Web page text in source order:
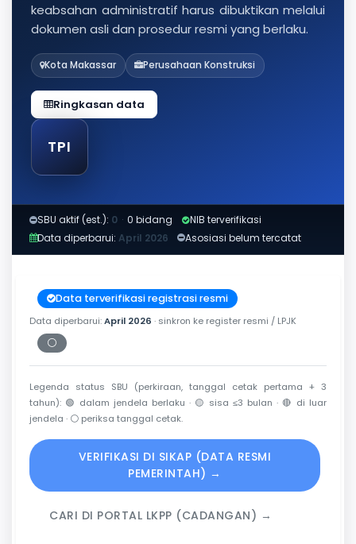
keabsahan administratif harus dibuktikan melalui
dokumen asli dan prosedur resmi yang berlaku.
Kota Makassar Perusahaan Konstruksi
Ringkasan data
TPI
SBU aktif (est.): 0 · 0 bidang
NIB terverifikasi
Data diperbarui: April 2026 Asosiasi belum tercatat
Data terverifikasi registrasi resmi
Data diperbarui:April 2026 · sinkron ke register resmi / LPJK
⚪
Periksa tanggal cetak
Legenda status SBU (perkiraan, tanggal cetak pertama + 3
tahun): 🟢 dalam jendela berlaku · 🟡 sisa ≤3 bulan · 🔴 di luar
jendela · ⚪ periksa tanggal cetak.
VERIFIKASI DI SIKAP (DATA RESMI
PEMERINTAH) →
CARI DI PORTAL LKPP (CADANGAN) →